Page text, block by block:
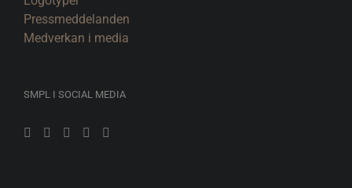
Pressmeddelanden
Medverkan i media
SMPL I SOCIAL MEDIA